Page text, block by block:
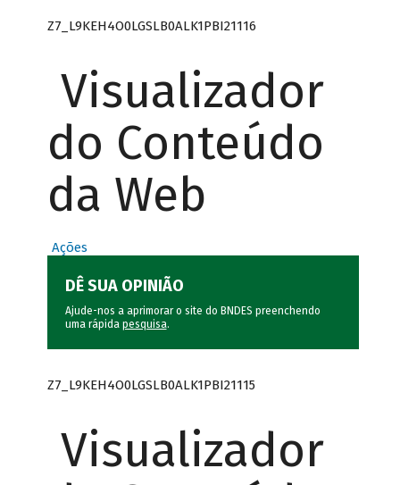
Z7_L9KEH4O0LGSLB0ALK1PBI21116
Visualizador
do Conteúdo
da Web
Ações
DÊ SUA OPINIÃO
Ajude-nos a aprimorar o site do BNDES preenchendo
uma rápida pesquisa.
Z7_L9KEH4O0LGSLB0ALK1PBI21115
Visualizador